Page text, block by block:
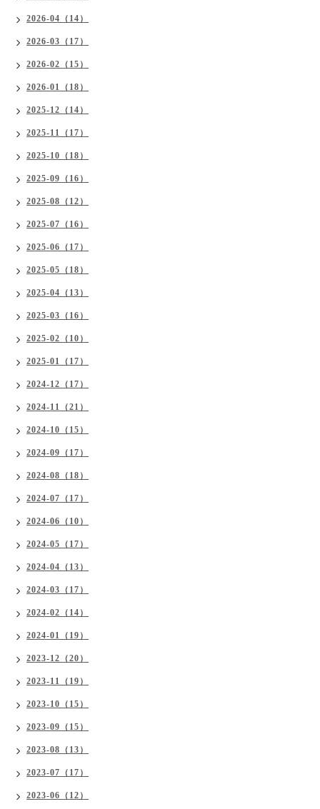
2026-04（14）
2026-03（17）
2026-02（15）
2026-01（18）
2025-12（14）
2025-11（17）
2025-10（18）
2025-09（16）
2025-08（12）
2025-07（16）
2025-06（17）
2025-05（18）
2025-04（13）
2025-03（16）
2025-02（10）
2025-01（17）
2024-12（17）
2024-11（21）
2024-10（15）
2024-09（17）
2024-08（18）
2024-07（17）
2024-06（10）
2024-05（17）
2024-04（13）
2024-03（17）
2024-02（14）
2024-01（19）
2023-12（20）
2023-11（19）
2023-10（15）
2023-09（15）
2023-08（13）
2023-07（17）
2023-06（12）